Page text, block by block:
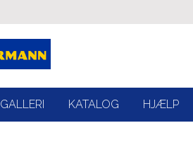
GALLERI KATALOG HJÆLP